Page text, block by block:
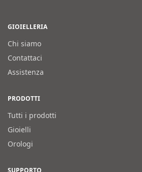
GIOIELLERIA
Chi siamo
Contattaci
Assistenza
PRODOTTI
Tutti i prodotti
Gioielli
Orologi